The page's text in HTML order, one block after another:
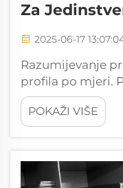
Za
2025-06-17
Razumijevanje
profila po mjeri.
profila po mjeri
uzimaju čvrsti
u razne složene
POKAŽI VIŠE